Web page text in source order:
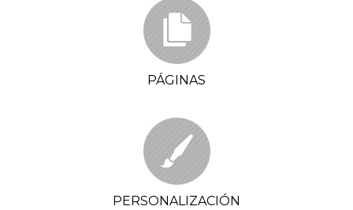
PÁGINAS
PERSONALIZACIÓN